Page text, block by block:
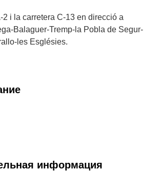
2 i la carretera C-13 en direcció a
Balaguer-Tremp-la Pobla de Segur-
les Esglésies.
информация